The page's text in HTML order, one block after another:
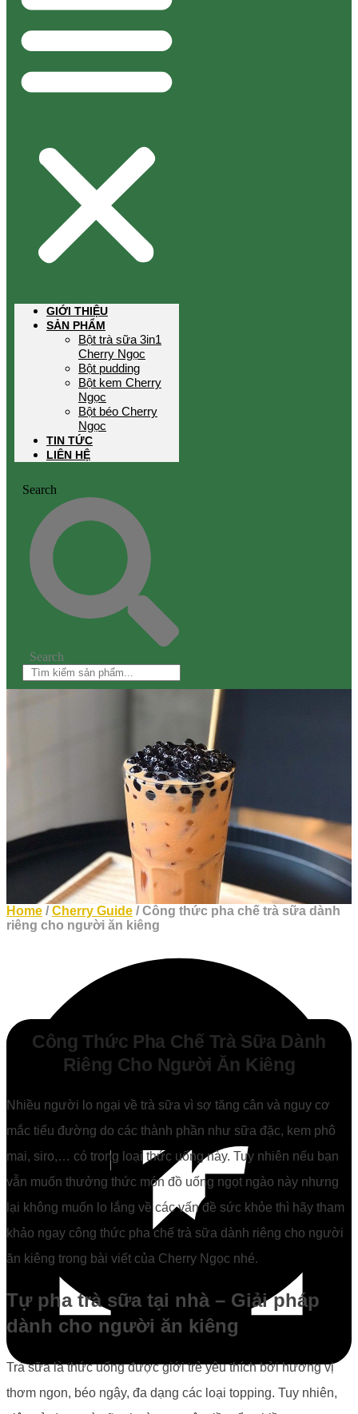
GIỚI THIỆU
SẢN PHẨM
Bột trà sữa 3in1
Cherry Ngọc
Bột pudding
Bột kem Cherry
Ngọc
Bột béo Cherry
Ngọc
TIN TỨC
LIÊN HỆ
Search
Search
Home / Cherry Guide / Công thức pha chế trà sữa dành
riêng cho người ăn kiêng
Công Thức Pha Chế Trà Sữa Dành
Riêng Cho Người Ăn Kiêng
Nhiều người lo ngại về trà sữa vì sợ tăng cân và nguy cơ
mắc tiểu đường do các thành phần như sữa đặc, kem phô
mai, siro,… có trong loại thức uống này. Tuy nhiên nếu bạn
vẫn muốn thưởng thức món đồ uống ngọt ngào này nhưng
lại không muốn lo lắng về các vấn đề sức khỏe thì hãy tham
khảo ngay công thức pha chế trà sữa dành riêng cho người
ăn kiêng trong bài viết của Cherry Ngọc nhé.
Tự pha trà sữa tại nhà – Giải pháp
dành cho người ăn kiêng
Trà sữa là thức uống được giới trẻ yêu thích bởi hương vị
thơm ngon, béo ngậy, đa dạng các loại topping. Tuy nhiên,